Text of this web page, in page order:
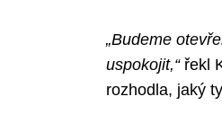
„Budeme
uspokojit,“ řekl
rozhodla, jaký
Search